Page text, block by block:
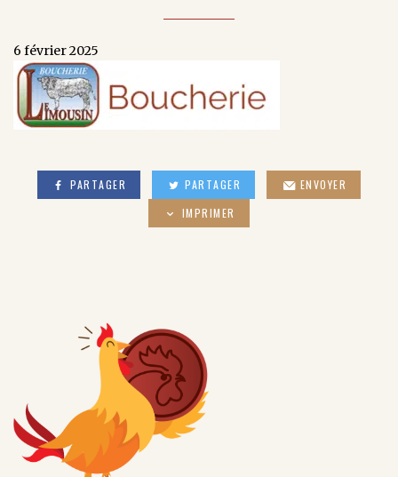
6 février 2025
PARTAGER PARTAGER
ENVOYER
IMPRIMER